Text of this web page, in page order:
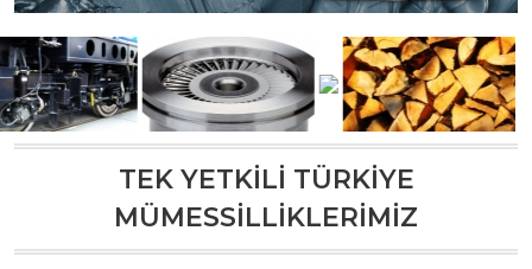
TEK YETKİLİ TÜRKİYE
MÜMESSİLLİKLERİMİZ